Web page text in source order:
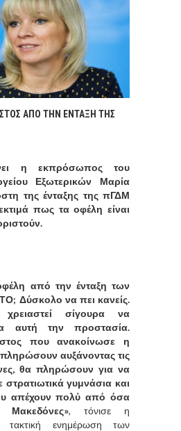
ΑΠΟ ΤΗΝ ΕΝΤΑΞΗ ΤΗΣ
η εκπρόσωπος του
Εξωτερικών Μαρία
της ένταξης της πΓΔΜ
πως τα οφέλη είναι
από την ένταξη των
Δύσκολο να πει κανείς.
χρειαστεί σίγουρα να
αυτή την προστασία.
που ανακοίνωσε η
αυξάνοντας τις
θα πληρώσουν για να
γυμνάσια και
απέχουν πολύ από όσα
Μακεδόνες», τόνισε η
ενημέρωση των